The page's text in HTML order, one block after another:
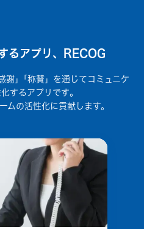
るアプリ、RECOG
謝」｢称賛」を通じてコミュニケ
するアプリです｡
ムの活性化に貢献します。